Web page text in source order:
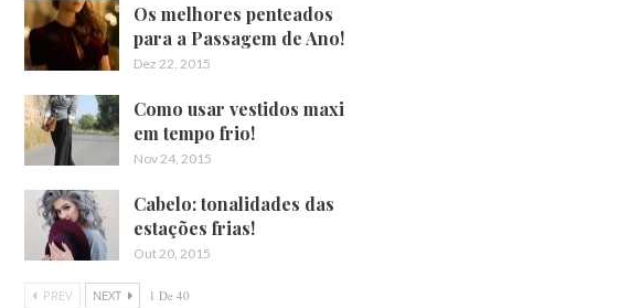
Os melhores penteados
para a Passagem de Ano!
Dez 22, 2015
Como usar vestidos maxi
em tempo frio!
Nov 24, 2015
Cabelo: tonalidades das
estações frias!
Out 20, 2015
PREV NEXT 1 De 40